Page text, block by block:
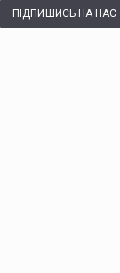
ПІДПИШИСЬ НА